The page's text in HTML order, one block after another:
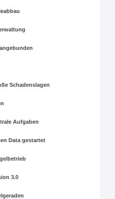
Schadenslagen
Aufgaben
Data gestartet
3.0